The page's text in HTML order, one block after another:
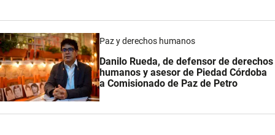
Paz y derechos humanos
Danilo Rueda, de defensor de derechos
humanos y asesor de Piedad Córdoba
a Comisionado de Paz de Petro